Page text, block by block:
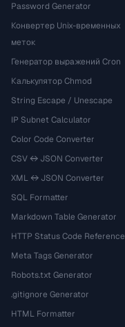
Password Generator
Конвертер Unix-временных
меток
Генератор выражений Cron
Калькулятор Chmod
String Escape / Unescape
IP Subnet Calculator
Color Code Converter
CSV ↔ JSON Converter
XML ↔ JSON Converter
SQL Formatter
Markdown Table Generator
HTTP Status Code Reference
Meta Tags Generator
Robots.txt Generator
.gitignore Generator
HTML Formatter